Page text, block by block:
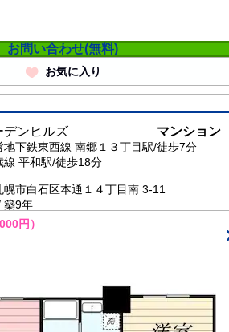
お問い合わせ(無料)
お気に入り
ンヒルズ マンション
地下鉄東西線 南郷１３丁目駅/徒歩7分
線 平和駅/徒歩18分
幌市白石区本通１４丁目南 3-11
築9年
円）